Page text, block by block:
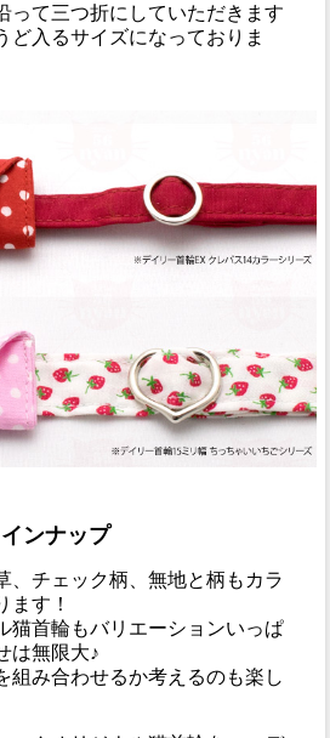
って三つ折にしていただきます
ど入るサイズになっておりま
ンナップ
、チェック柄、無地と柄もカラ
ます！
猫首輪もバリエーションいっぱ
は無限大♪
組み合わせるか考えるのも楽し